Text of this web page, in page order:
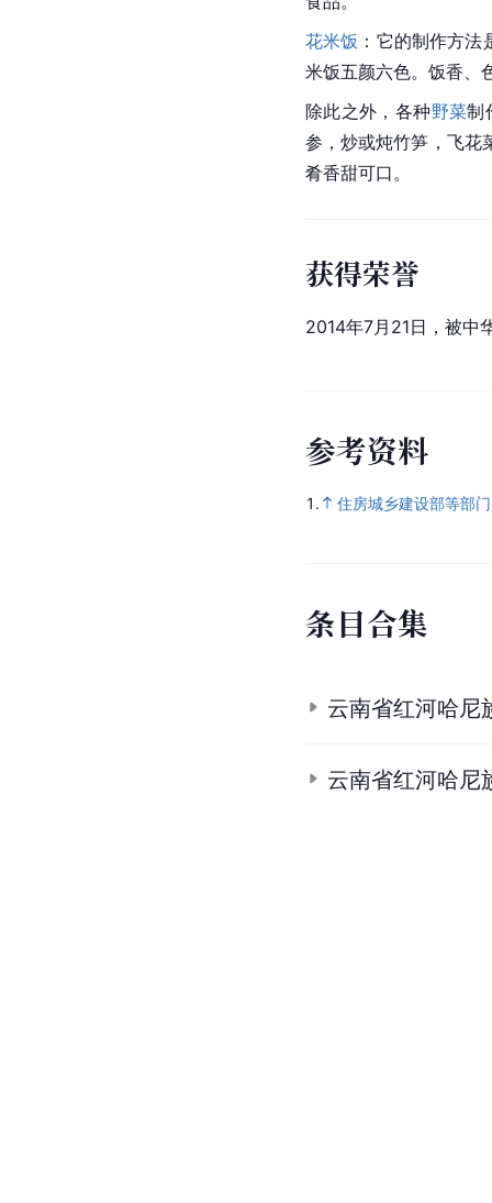
花米饭 ：它的制作方法
米饭五颜六色。饭香、
除此之外，各种野菜制
参，炒或炖竹笋，飞花
肴香甜可口。
获得荣誉
2014年7月21日，被中
参考资料
1. 住房城乡建设部等部
条目合集
云南省红河哈尼
云南省红河哈尼